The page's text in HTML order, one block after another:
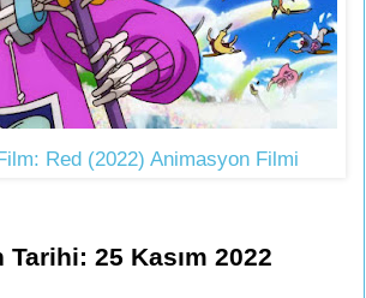
Red (2022) Animasyon Filmi
Tarihi: 25 Kasım 2022